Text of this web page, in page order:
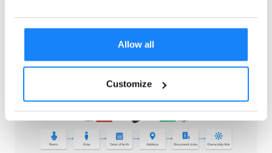
Allow all
Customize